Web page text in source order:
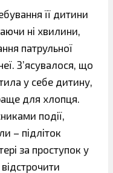
її дитини
ні хвилини,
патрульної
З’ясувалося, що
у себе дитину,
для хлопця.
події,
– підліток
за проступок у